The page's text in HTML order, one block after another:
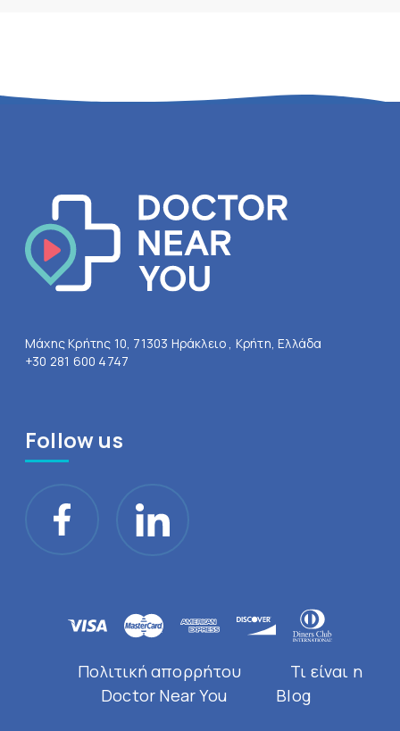
Μάχης Κρήτης 10, 71303 Ηράκλειο , Κρήτη, Ελλάδα
+30 281 600 4747
Follow us
Πολιτική απορρήτου
Τι είναι η
Doctor Near You
Blog